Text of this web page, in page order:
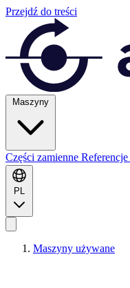
Przejdź do treści
Maszyny
Części zamienne Referencje
PL
Maszyny używane